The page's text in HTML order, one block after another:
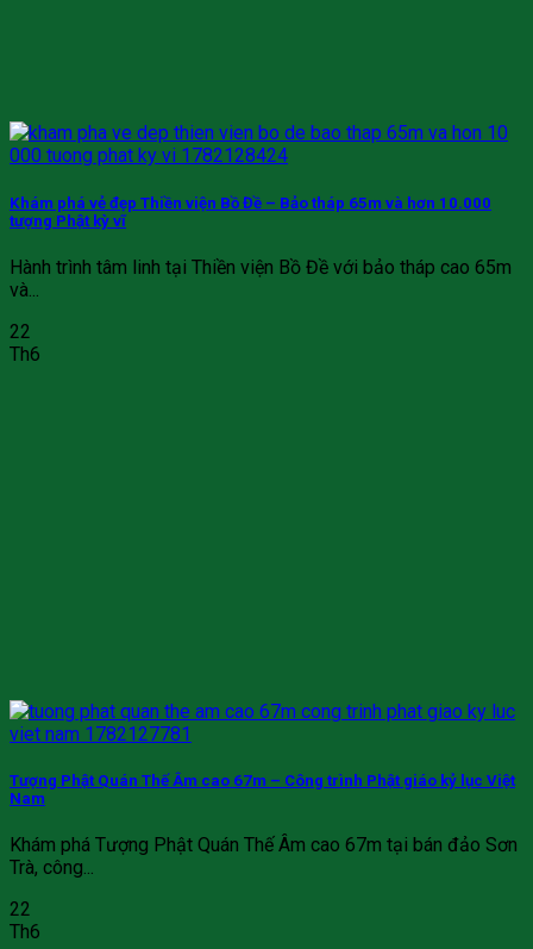
Khám phá vẻ đẹp Thiền viện Bồ Đề – Bảo tháp 65m và hơn 10.000
tượng Phật kỳ vĩ
Hành trình tâm linh tại Thiền viện Bồ Đề với bảo tháp cao 65m
và...
22
Th6
Tượng Phật Quán Thế Âm cao 67m – Công trình Phật giáo kỷ lục Việt
Nam
Khám phá Tượng Phật Quán Thế Âm cao 67m tại bán đảo Sơn
Trà, công...
22
Th6